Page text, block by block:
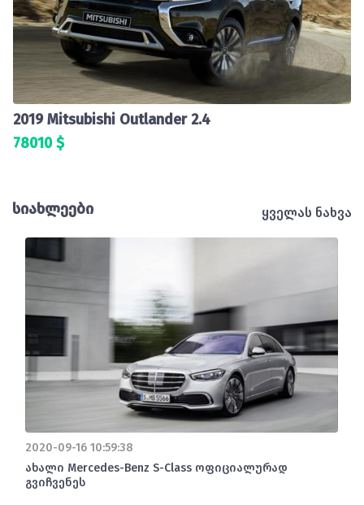
2019 Mitsubishi Outlander 2.4
78010 $
სიახლეები ყველას ნახვა
2020-09-16 10:59:38
ახალი Mercedes-Benz S-Class ოფიციალურად
გვიჩვენეს